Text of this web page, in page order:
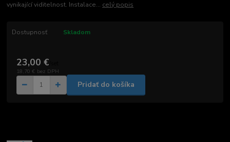
vynikající viditelnost. Instalace... celý popis
Dostupnosť Skladom
23,00 €
18,70 € bez DPH
Pridať do košíka